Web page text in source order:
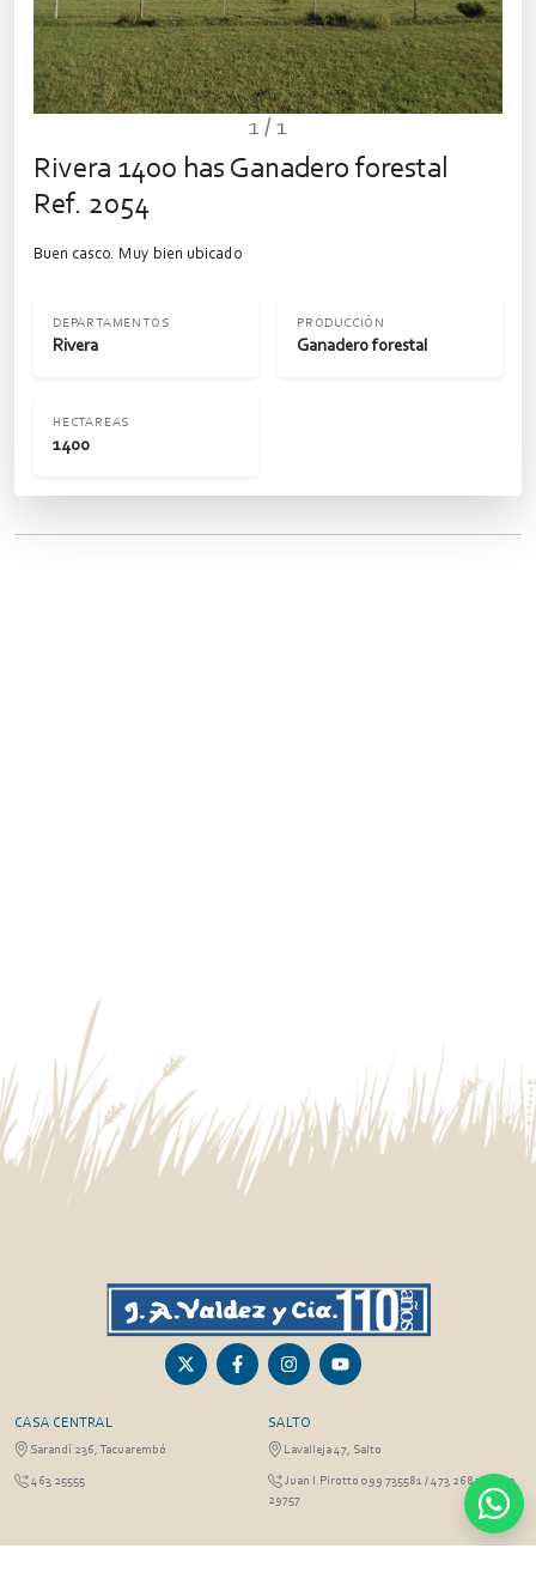
1 / 1
Rivera 1400 has Ganadero forestal
Ref. 2054
Buen casco. Muy bien ubicado
DEPARTAMENTOS
Rivera
PRODUCCIÓN
Ganadero forestal
HECTAREAS
1400
CASA CENTRAL
Sarandí 236, Tacuarembó
463 25555
SALTO
Lavalleja 47, Salto
Juan I.Pirotto 099 735581 / 473 26826 / 473
29757